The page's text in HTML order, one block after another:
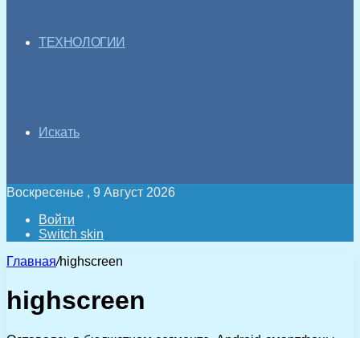
ТЕХНОЛОГИИ
Искать
Воскресенье , 9 Август 2026
Войти
Switch skin
Главная/highscreen
highscreen